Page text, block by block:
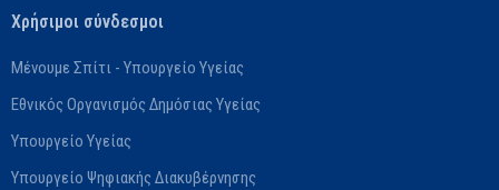
Χρήσιμοι σύνδεσμοι
Μένουμε Σπίτι - Υπουργείο Υγείας
Εθνικός Οργανισμός Δημόσιας Υγείας
Υπουργείο Υγείας
Υπουργείο Ψηφιακής Διακυβέρνησης